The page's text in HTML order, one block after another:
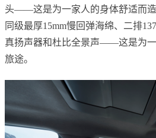
头——这是为一家人的身体舒适而造
同级最厚15mm慢回弹海绵、二排
真扬声器和杜比全景声——这是为
旅途。